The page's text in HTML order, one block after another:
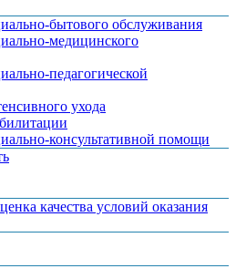
бытового обслуживания
медицинского
педагогической
ухода
консультативной помощи
качества условий оказания